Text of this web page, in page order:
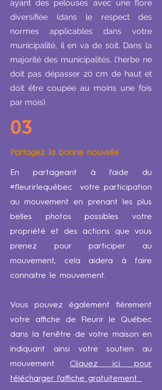
ayant des pelouses avec une flore
diversifiée (dans le respect des
normes applicables dans votre
municipalité, il en va de soit. Dans la
majorité des municipalités, l'herbe ne
doit pas dépasser 20 cm de haut et
doit être coupée au moins une fois
par mois).
03
Partagez la bonne nouvelle
En partageant à l'aide du
#fleurirlequébec votre participation
au mouvement en prenant les plus
belles photos possibles votre
propriété et des actions que vous
prenez pour participer au
mouvement, cela aidera à faire
connaitre le mouvement.
Vous pouvez également fièrement
votre affiche de Fleurir le Québec
dans la fenêtre de votre maison en
indiquant ainsi votre soutien au
mouvement.Cliquez ici pour
télécharger l'affiche gratuitement.